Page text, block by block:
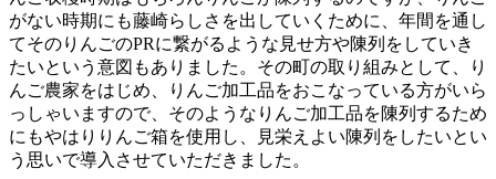
がない時期にも藤崎らしさを出していくために、年間を通し
てそのりんごのPRに繋がるような見せ方や陳列をしていき
たいという意図もありました。その町の取り組みとして、り
んご農家をはじめ、りんご加工品をおこなっている方がいら
っしゃいますので、そのようなりんご加工品を陳列するため
にもやはりりんご箱を使用し、見栄えよい陳列をしたいとい
う思いで導入させていただきました。